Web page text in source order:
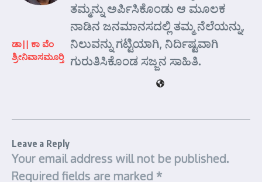
ಡಾ|| ಕಾ ವೆಂ
ಶ್ರೀನಿವಾಸಮೂರ್‍ತಿ
ತಮ್ಮನ್ನು ಅರ್ಪಿಸಿಕೊಂಡು ಆ ಮೂಲಕ
ನಾಡಿನ ಜನಮಾನಸದಲ್ಲಿ ತಮ್ಮ ನೆಲೆಯನ್ನು,
ನಿಲುವನ್ನು ಗಟ್ಟಿಯಾಗಿ, ನಿರ್ದಿಷ್ಟವಾಗಿ
ಗುರುತಿಸಿಕೊಂಡ ಸಜ್ಜನ ಸಾಹಿತಿ.
Leave a Reply
Your email address will not be published.
Required fields are marked *